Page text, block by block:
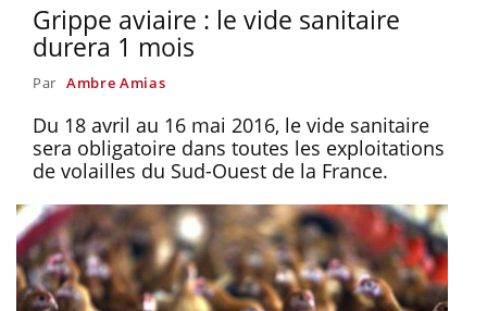
Grippe aviaire : le vide sanitaire
durera 1 mois
Par Ambre Amias
Du 18 avril au 16 mai 2016, le vide sanitaire
sera obligatoire dans toutes les exploitations
de volailles du Sud-Ouest de la France.